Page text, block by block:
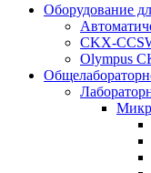
Оборудование
CKX-
Olympus